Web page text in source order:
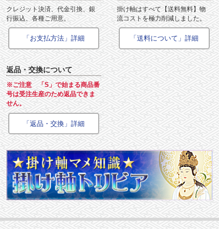
クレジット決済、代金引換、銀
行振込、各種ご用意。
「お支払方法」詳細
掛け軸はすべて【送料無料】物
流コストを極力削減しました。
「送料について」詳細
返品・交換について
※ご注意 「S」で始まる商品番
号は受注生産のため返品できま
せん。
「返品・交換」詳細